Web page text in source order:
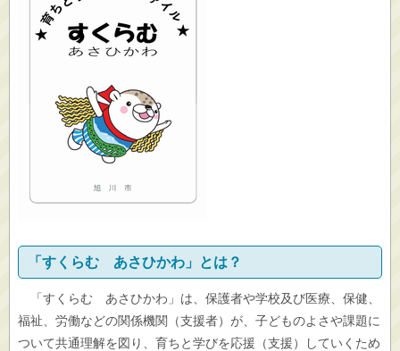
「すくらむ あさひかわ」とは？
「すくらむ あさひかわ」は、保護者や学校及び医療、保健、
福祉、労働などの関係機関（支援者）が、子どものよさや課題に
ついて共通理解を図り、育ちと学びを応援（支援）していくため